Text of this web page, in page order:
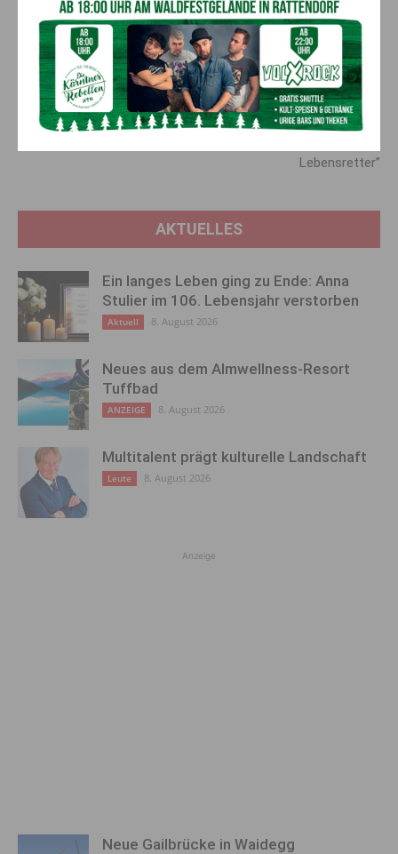
Vorheriger Artikel
IMPETUS Kultursommer
Nächster Artikel
“Durch Blut­spenden wird man
Lebens­retter”
AKTUELLES
Ein langes Leben ging zu Ende: Anna
Stulier im 106. Lebensjahr verstorben
Aktuell 8. August 2026
Neues aus dem Almwellness-Resort
Tuffbad
ANZEIGE 8. August 2026
Multitalent prägt kulturelle Landschaft
Leute 8. August 2026
Anzeige
Neue Gailbrücke in Waidegg